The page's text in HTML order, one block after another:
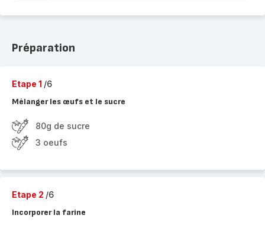
Préparation
Etape 1 /6
Mélanger les œufs et le sucre
80g de sucre
3 oeufs
Etape 2 /6
Incorporer la farine